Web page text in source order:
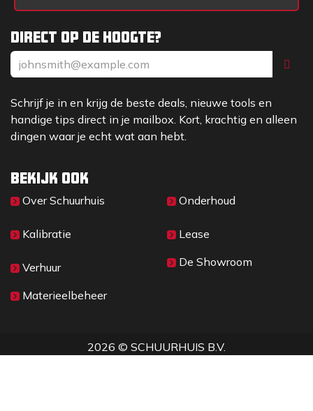
Direct op de hoogte?
Schrijf je in en krijg de beste deals, nieuwe tools en
handige tips direct in je mailbox. Kort, krachtig en alleen
dingen waar je echt wat aan hebt.
Bekijk ook
Over Sc​huurhuis
Kalibratie
Verhuur
Materieelbeheer
Onderhoud
Lease
De Showroom
2026 © SCHUURHUIS B.V.